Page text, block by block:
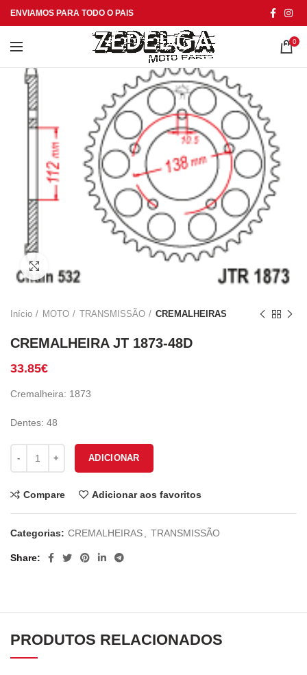
ENVIAMOS PARA TODO O PAIS
0
Início MOTO TRANSMISSÃO CREMALHEIRAS
CREMALHEIRA JT 1873-48D
33.85€
Cremalheira: 1873
Dentes: 48
ADICIONAR
Compare Adicionar aos favoritos
Categorias: CREMALHEIRAS TRANSMISSÃO
Share
PRODUTOS RELACIONADOS